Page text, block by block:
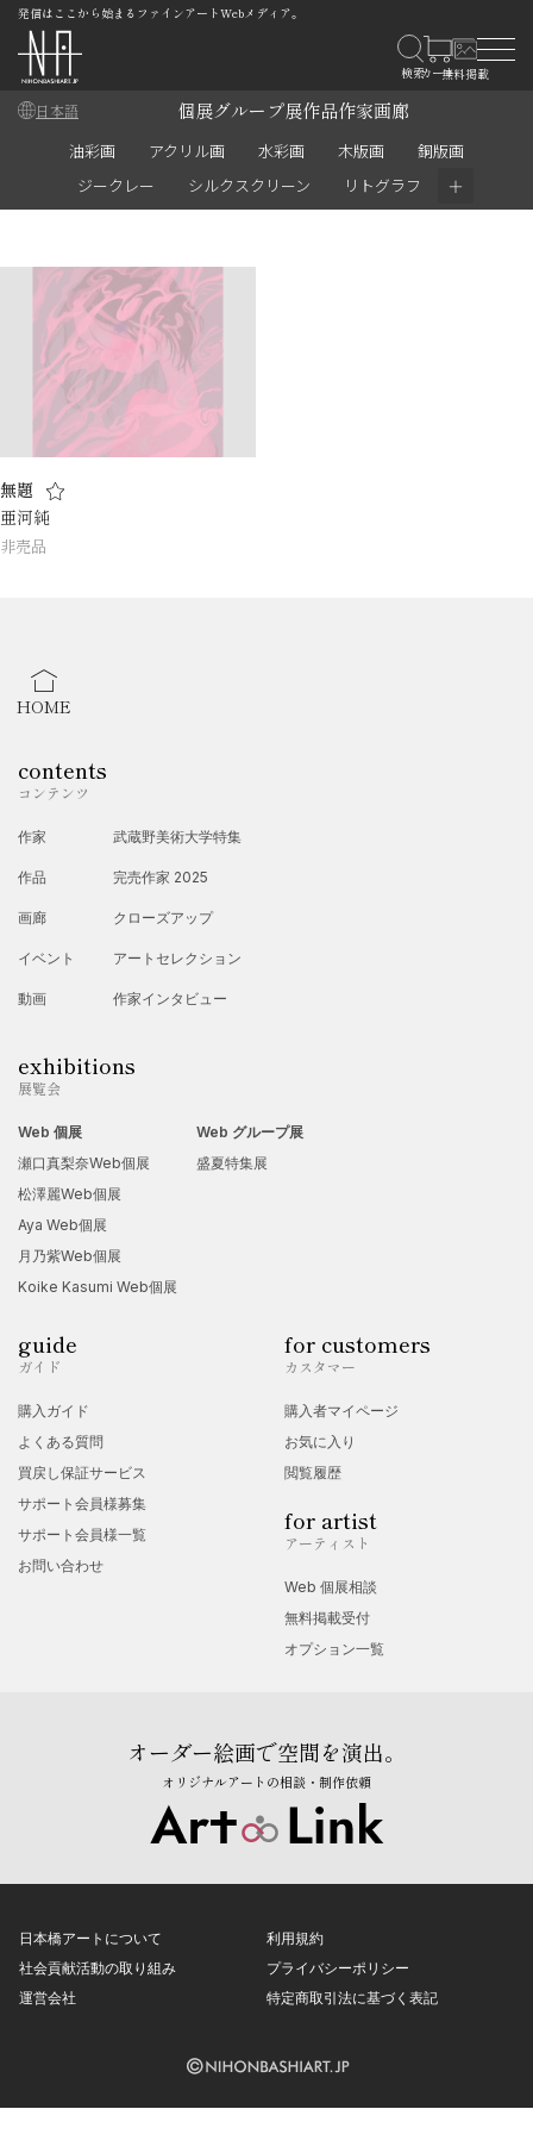
発信はここから始まるファインアートWebメディア。
日本語 個展グループ展作品作家画廊
油彩画 アクリル画 水彩画 木版画
銅版画
ジークレー
シルクスクリーン リトグラフ ＋
無題
亜河純
非売品
HOME
contents
コンテンツ
作家
作品
画廊
イベント
動画
武蔵野美術大学特集
完売作家 2025
クローズアップ
アートセレクション
作家インタビュー
exhibitions
展覧会
Web 個展
瀬口真梨奈Web個展
松澤麗Web個展
Aya Web個展
月乃紫Web個展
Koike Kasumi Web個展
Web グループ展
盛夏特集展
guide
ガイド
購入ガイド
よくある質問
買戻し保証サービス
サポート会員様募集
サポート会員様一覧
お問い合わせ
for customers
カスタマー
購入者マイページ
お気に入り
閲覧履歴
for artist
アーティスト
Web 個展相談
無料掲載受付
オプション一覧
オーダー絵画で空間を演出。
オリジナルアートの相談・制作依頼
日本橋アートについて
社会貢献活動の取り組み
運営会社
利用規約
プライバシーポリシー
特定商取引法に基づく表記